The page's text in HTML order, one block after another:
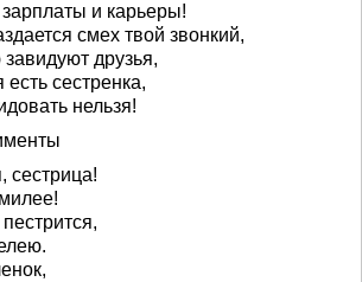
и карьеры!
смех твой звонкий,
друзья,
сестренка,
нельзя!